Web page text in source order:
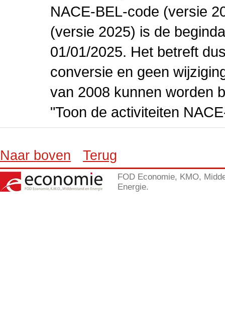
NACE-BEL-code (versie
(versie 2025) is de
01/01/2025. Het betreft
conversie en geen
van 2008 kunnen worden
"Toon de activiteiten
Naar boven Terug
FOD Economie, KMO,
Energie.